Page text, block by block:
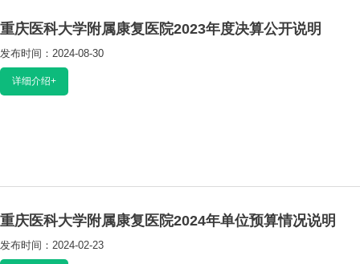
重庆医科大学附属康复医院2023年度决算公开说明
发布时间：2024-08-30
阅读：8146
详细介绍+
重庆医科大学附属康复医院2024年单位预算情况说明
发布时间：2024-02-23